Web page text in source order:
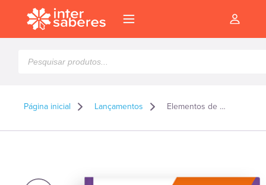
produtos
Página inicial Lançamentos Elementos de estética musical